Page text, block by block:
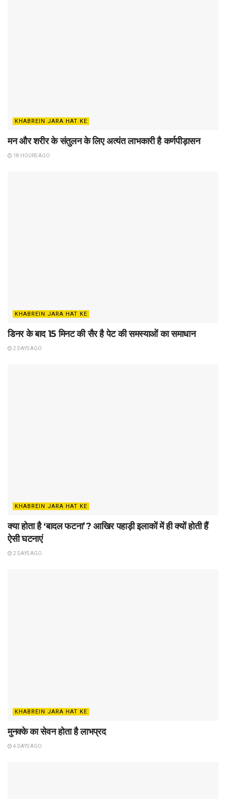
KHABREIN JARA HAT KE
मन और शरीर के संतुलन के लिए अत्यंत लाभकारी है कर्णपीड़ासन
18 HOURS AGO
KHABREIN JARA HAT KE
डिनर के बाद 15 मिनट की सैर है पेट की समस्याओं का समाधान
2 DAYS AGO
KHABREIN JARA HAT KE
क्या होता है ‘बादल फटना’? आखिर पहाड़ी इलाकों में ही क्यों होती हैं
ऐसी घटनाएं
2 DAYS AGO
KHABREIN JARA HAT KE
मुनक्के का सेवन होता है लाभप्रद
4 DAYS AGO